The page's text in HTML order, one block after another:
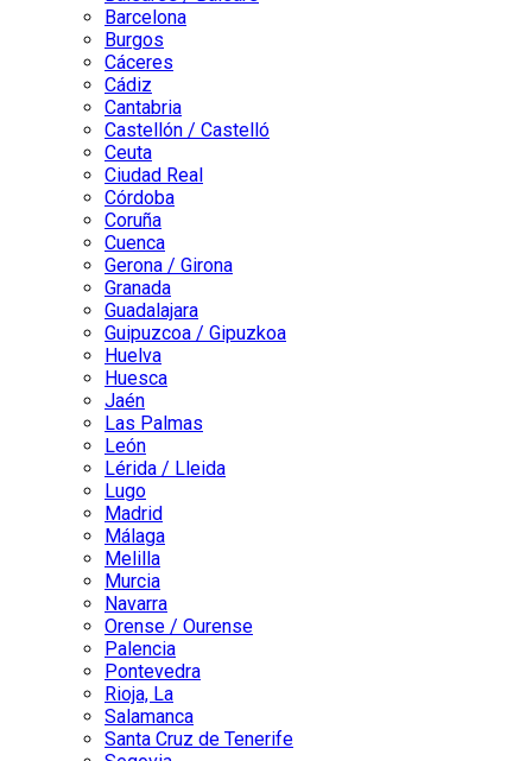
Barcelona
Burgos
Cáceres
Cádiz
Cantabria
Castellón / Castelló
Ceuta
Ciudad Real
Córdoba
Coruña
Cuenca
Gerona / Girona
Granada
Guadalajara
Guipuzcoa / Gipuzkoa
Huelva
Huesca
Jaén
Las Palmas
León
Lérida / Lleida
Lugo
Madrid
Málaga
Melilla
Murcia
Navarra
Orense / Ourense
Palencia
Pontevedra
Rioja, La
Salamanca
Santa Cruz de Tenerife